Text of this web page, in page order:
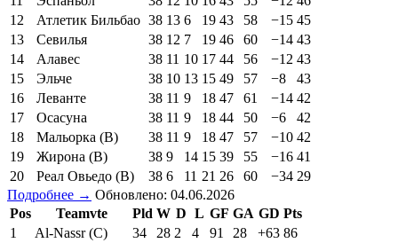
12
Атлетик Бильбао 38 13 6 19 43 58 −15 45
13
Севилья 38 12 7 19 46 60 −14 43
14
Алавес 38 11 10 17 44 56 −12 43
15
Эльче 38 10 13 15 49 57 −8
43
16
Леванте 38 11 9 18 47 61 −14 42
17
Осасуна 38 11 9 18 44 50 −6
42
18
Мальорка (В) 38 11 9 18 47 57 −10 42
19
Жирона (В) 38 9 14 15 39 55 −16 41
20
Реал Овьедо (В) 38 6 11 21 26 60 −34 29
Подробнее → Обновлено: 04.06.2026
Pos
Teamvte Pld W D L GF GA GD Pts
1
Al-Nassr (C) 34 28 2 4 91 28 +63 86